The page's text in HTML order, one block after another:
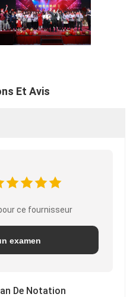
Et Avis
ce fournisseur
examen
De Notation